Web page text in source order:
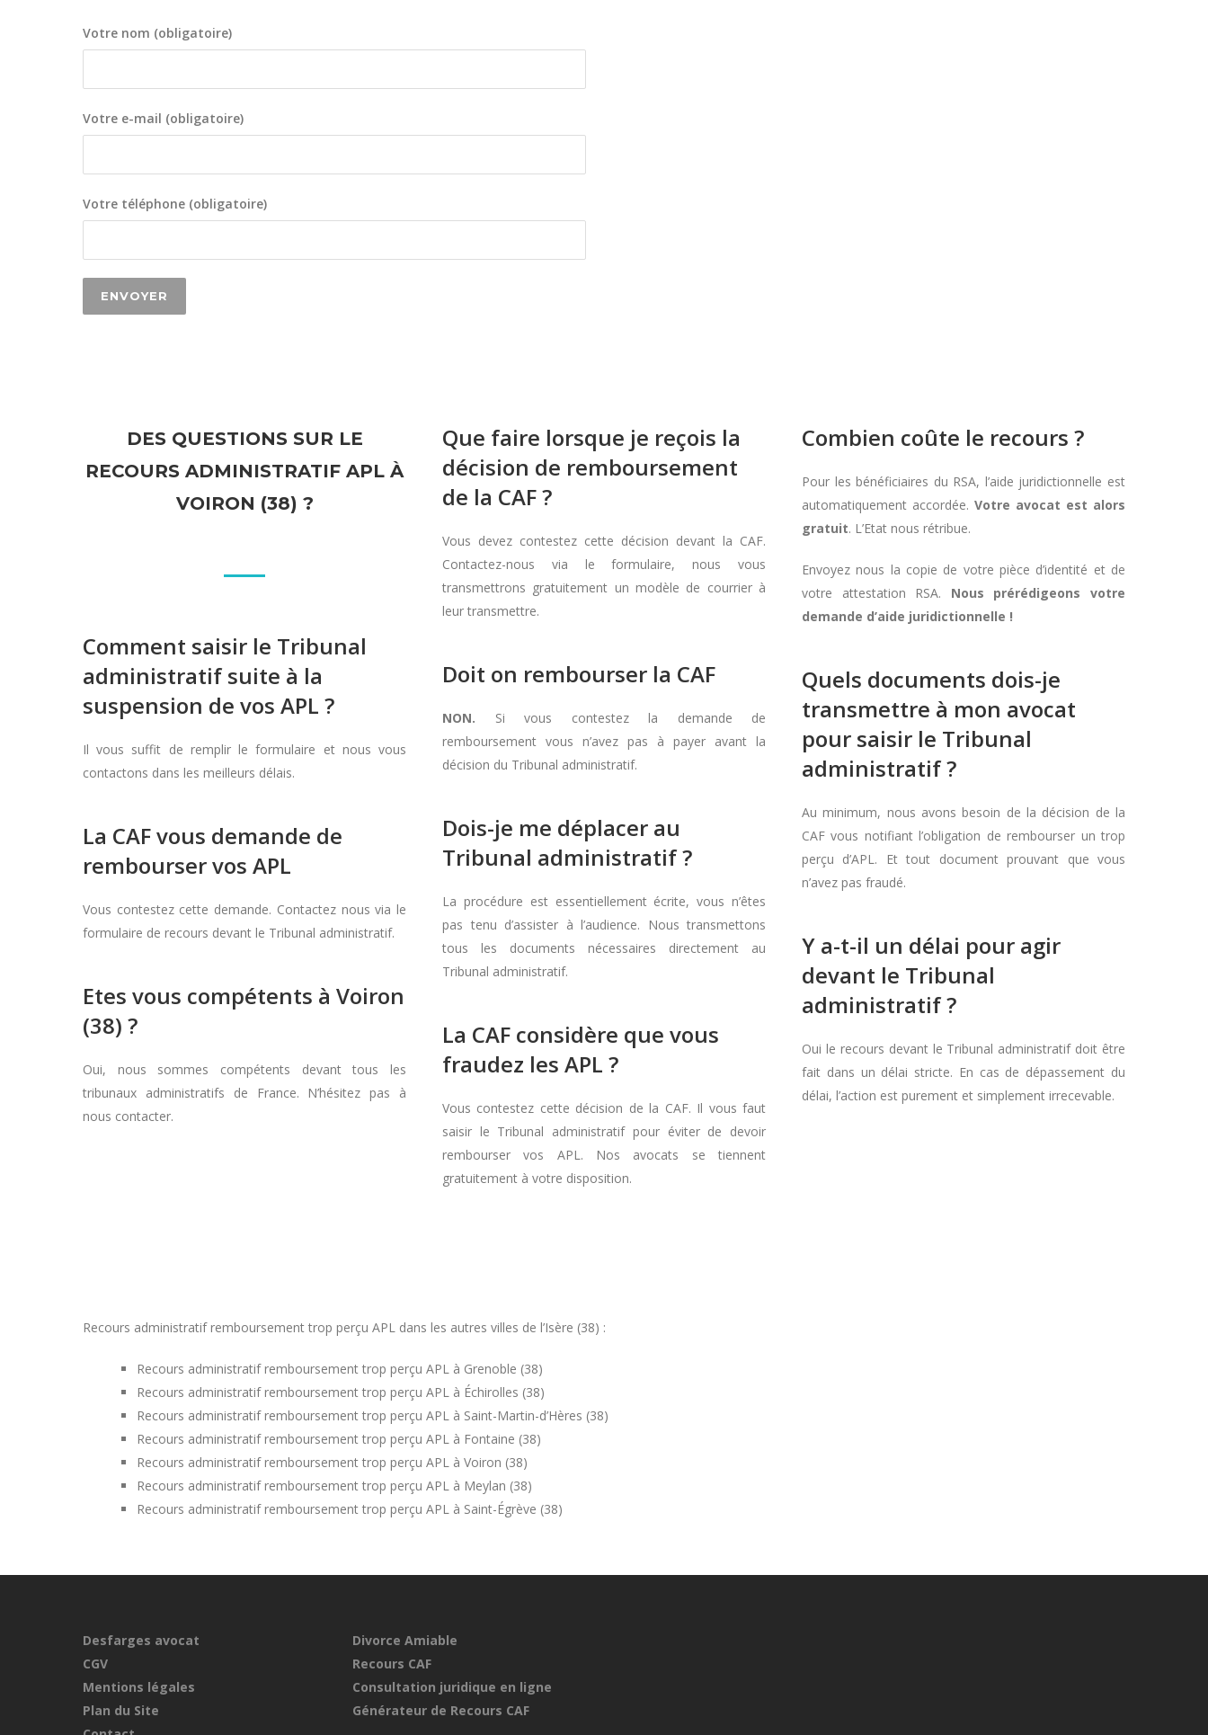
Votre nom (obligatoire)
Votre e-mail (obligatoire)
Votre téléphone (obligatoire)
DES QUESTIONS SUR LE
RECOURS ADMINISTRATIF APL À
VOIRON (38) ?
Comment saisir le Tribunal
administratif suite à la
suspension de vos APL ?
Il vous suffit de remplir le formulaire et nous vous
contactons dans les meilleurs délais.
La CAF vous demande de
rembourser vos APL
Vous contestez cette demande. Contactez nous via le
formulaire de recours devant le Tribunal administratif.
Etes vous compétents à Voiron
(38) ?
Oui, nous sommes compétents devant tous les
tribunaux administratifs de France. N’hésitez pas à
nous contacter.
Que faire lorsque je reçois la
décision de remboursement
de la CAF ?
Vous devez contestez cette décision devant la CAF.
Contactez-nous via le formulaire, nous vous
transmettrons gratuitement un modèle de courrier à
leur transmettre.
Doit on rembourser la CAF
NON. Si vous contestez la demande de
remboursement vous n’avez pas à payer avant la
décision du Tribunal administratif.
Dois-je me déplacer au
Tribunal administratif ?
La procédure est essentiellement écrite, vous n’êtes
pas tenu d’assister à l’audience. Nous transmettons
tous les documents nécessaires directement au
Tribunal administratif.
La CAF considère que vous
fraudez les APL ?
Vous contestez cette décision de la CAF. Il vous faut
saisir le Tribunal administratif pour éviter de devoir
rembourser vos APL. Nos avocats se tiennent
gratuitement à votre disposition.
Combien coûte le recours ?
Pour les bénéficiaires du RSA, l’aide juridictionnelle est
automatiquement accordée. Votre avocat est alors
gratuit. L’Etat nous rétribue.
Envoyez nous la copie de votre pièce d’identité et de
votre attestation RSA. Nous prérédigeons votre
demande d’aide juridictionnelle !
Quels documents dois-je
transmettre à mon avocat
pour saisir le Tribunal
administratif ?
Au minimum, nous avons besoin de la décision de la
CAF vous notifiant l’obligation de rembourser un trop
perçu d’APL. Et tout document prouvant que vous
n’avez pas fraudé.
Y a-t-il un délai pour agir
devant le Tribunal
administratif ?
Oui le recours devant le Tribunal administratif doit être
fait dans un délai stricte. En cas de dépassement du
délai, l’action est purement et simplement irrecevable.
Recours administratif remboursement trop perçu APL dans les autres villes de l’Isère (38) :
Recours administratif remboursement trop perçu APL à Grenoble (38)
Recours administratif remboursement trop perçu APL à Échirolles (38)
Recours administratif remboursement trop perçu APL à Saint-Martin-d’Hères (38)
Recours administratif remboursement trop perçu APL à Fontaine (38)
Recours administratif remboursement trop perçu APL à Voiron (38)
Recours administratif remboursement trop perçu APL à Meylan (38)
Recours administratif remboursement trop perçu APL à Saint-Égrève (38)
Desfarges avocat
CGV
Mentions légales
Plan du Site
Divorce Amiable
Recours CAF
Consultation juridique en ligne
Générateur de Recours CAF